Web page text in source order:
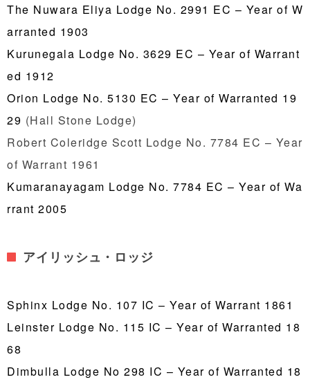
The Nuwara Eliya Lodge No. 2991 EC – Year of W
arranted 1903
Kurunegala Lodge No. 3629 EC – Year of Warrant
ed 1912
Orion Lodge No. 5130 EC – Year of Warranted 19
29 (Hall Stone Lodge)
Robert Coleridge Scott Lodge No. 7784 EC – Year
of Warrant 1961
Kumaranayagam Lodge No. 7784 EC – Year of Wa
rrant 2005
アイリッシュ・ロッジ
Sphinx Lodge No. 107 IC – Year of Warrant 1861
Leinster Lodge No. 115 IC – Year of Warranted 18
68
Dimbulla Lodge No 298 IC – Year of Warranted 18